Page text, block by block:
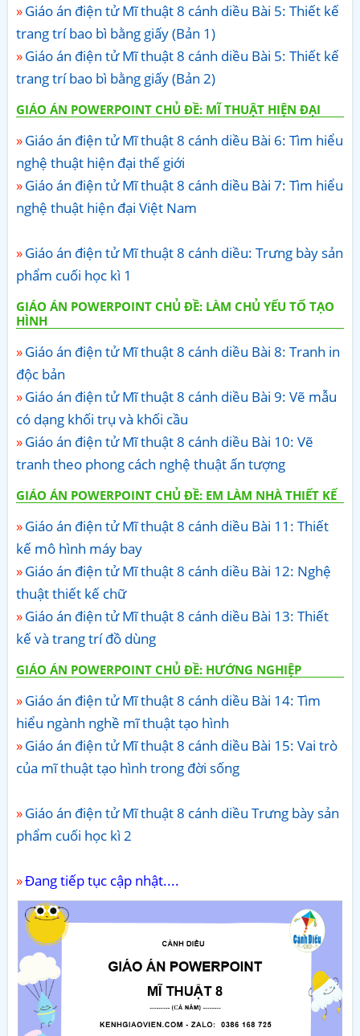
Giáo án điện tử Mĩ thuật 8 cánh diều Bài 5: Thiết kế
trang trí bao bì bằng giấy (Bản 1)
Giáo án điện tử Mĩ thuật 8 cánh diều Bài 5: Thiết kế
trang trí bao bì bằng giấy (Bản 2)
GIÁO ÁN POWERPOINT CHỦ ĐỀ: MĨ THUẬT HIỆN ĐẠI
Giáo án điện tử Mĩ thuật 8 cánh diều Bài 6: Tìm hiểu
nghệ thuật hiện đại thế giới
Giáo án điện tử Mĩ thuật 8 cánh diều Bài 7: Tìm hiểu
nghệ thuật hiện đại Việt Nam
Giáo án điện tử Mĩ thuật 8 cánh diều: Trưng bày sản
phẩm cuối học kì 1
GIÁO ÁN POWERPOINT CHỦ ĐỀ: LÀM CHỦ YẾU TỐ TẠO
HÌNH
Giáo án điện tử Mĩ thuật 8 cánh diều Bài 8: Tranh in
độc bản
Giáo án điện tử Mĩ thuật 8 cánh diều Bài 9: Vẽ mẫu
có dạng khối trụ và khối cầu
Giáo án điện tử Mĩ thuật 8 cánh diều Bài 10: Vẽ
tranh theo phong cách nghệ thuật ấn tượng
GIÁO ÁN POWERPOINT CHỦ ĐỀ: EM LÀM NHÀ THIẾT KẾ
Giáo án điện tử Mĩ thuật 8 cánh diều Bài 11: Thiết
kế mô hình máy bay
Giáo án điện tử Mĩ thuật 8 cánh diều Bài 12: Nghệ
thuật thiết kế chữ
Giáo án điện tử Mĩ thuật 8 cánh diều Bài 13: Thiết
kế và trang trí đồ dùng
GIÁO ÁN POWERPOINT CHỦ ĐỀ: HƯỚNG NGHIỆP
Giáo án điện tử Mĩ thuật 8 cánh diều Bài 14: Tìm
hiểu ngành nghề mĩ thuật tạo hình
Giáo án điện tử Mĩ thuật 8 cánh diều Bài 15: Vai trò
của mĩ thuật tạo hình trong đời sống
Giáo án điện tử Mĩ thuật 8 cánh diều Trưng bày sản
phẩm cuối học kì 2
Đang tiếp tục cập nhật....